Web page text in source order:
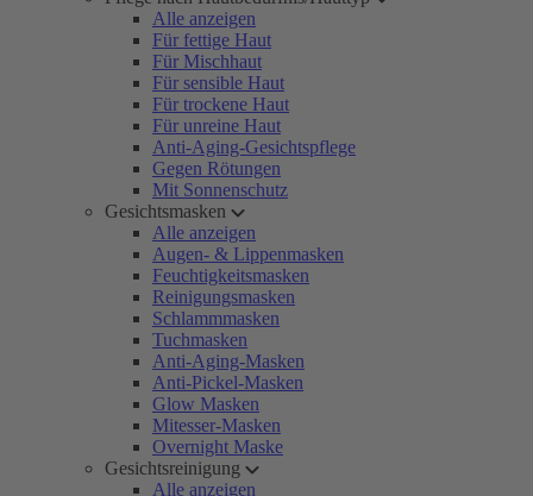
Alle anzeigen
Für fettige Haut
Für Mischhaut
Für sensible Haut
Für trockene Haut
Für unreine Haut
Anti-Aging-Gesichtspflege
Gegen Rötungen
Mit Sonnenschutz
Gesichtsmasken
Alle anzeigen
Augen- & Lippenmasken
Feuchtigkeitsmasken
Reinigungsmasken
Schlammmasken
Tuchmasken
Anti-Aging-Masken
Anti-Pickel-Masken
Glow Masken
Mitesser-Masken
Overnight Maske
Gesichtsreinigung
Alle anzeigen